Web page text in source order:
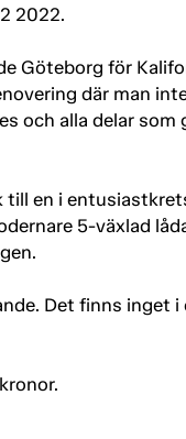
2022.
Göteborg för
där man
och alla delar
till en i
5-växlad
Det finns inget i